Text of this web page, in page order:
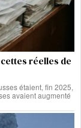
réelles de
étaient, fin 2025,
avaient augmenté